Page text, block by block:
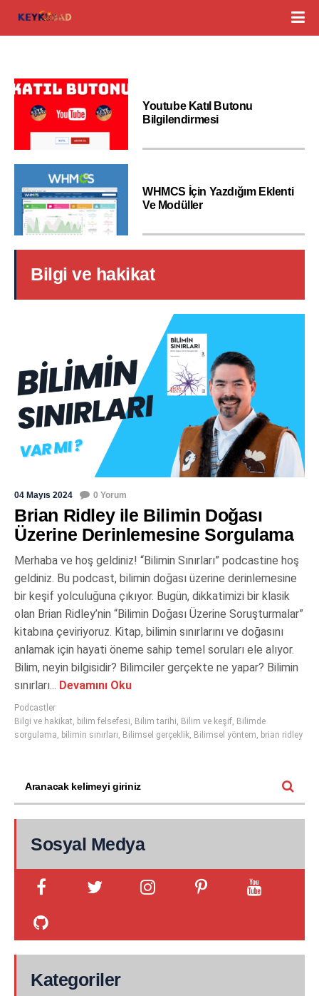
Youtube Katıl Butonu
Bilgilendirmesi
WHMCS İçin Yazdığım Eklenti
Ve Modüller
Bilgi ve hakikat
04 Mayıs 2024 0 Yorum
Brian Ridley ile Bilimin Doğası
Üzerine Derinlemesine Sorgulama
Merhaba ve hoş geldiniz! “Bilimin Sınırları” podcastine hoş
geldiniz. Bu podcast, bilimin doğası üzerine derinlemesine
bir keşif yolculuğuna çıkıyor. Bugün, dikkatimizi bir klasik
olan Brian Ridley’nin “Bilimin Doğası Üzerine Soruşturmalar”
kitabına çeviriyoruz. Kitap, bilimin sınırlarını ve doğasını
anlamak için hayati öneme sahip temel soruları ele alıyor.
Bilim, neyin bilgisidir? Bilimciler gerçekte ne yapar? Bilimin
sınırları... Devamını Oku
Podcastler
Bilgi ve hakikat, bilim felsefesi, Bilim tarihi, Bilim ve keşif, Bilimde
sorgulama, bilimin sınırları, Bilimsel gerçeklik, Bilimsel yöntem, brian ridley
Sosyal Medya
Kategoriler